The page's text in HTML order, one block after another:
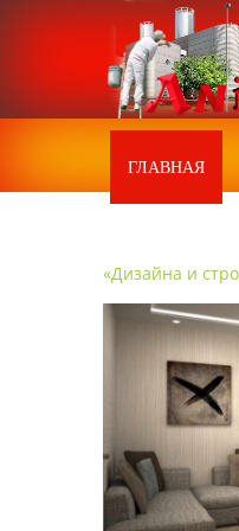
ГЛАВНАЯ
«Дизайна и